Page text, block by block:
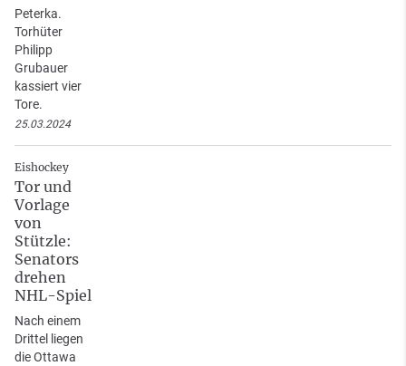
Peterka.
Torhüter
Philipp
Grubauer
kassiert vier
Tore.
25.03.2024
Eishockey
Tor und
Vorlage
von
Stützle:
Senators
drehen
NHL-Spiel
Nach einem
Drittel liegen
die Ottawa